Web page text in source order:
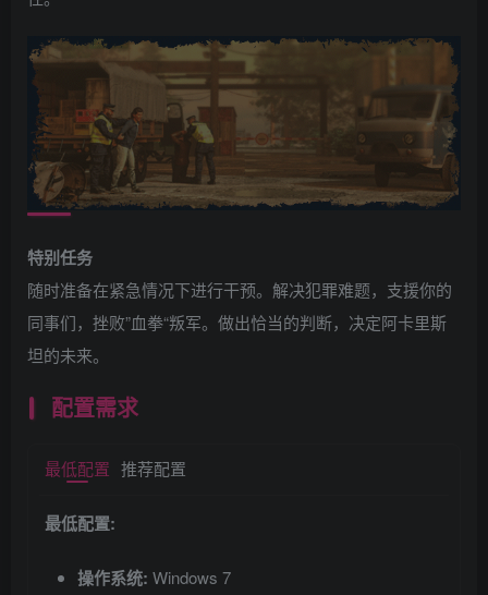
特别任务
随时准备在紧急情况下进行干预。解决犯罪难题，支援你的
同事们，挫败”血拳“叛军。做出恰当的判断，决定阿卡里斯
坦的未来。
配置需求
最低配置 推荐配置
最低配置:
操作系统: Windows 7